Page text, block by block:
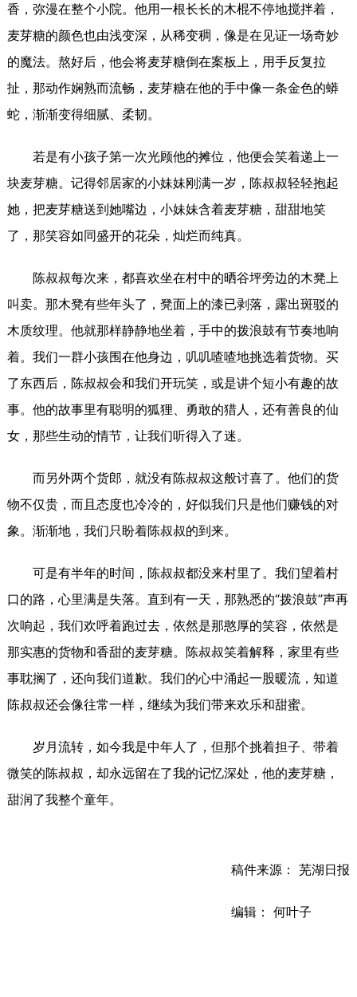
香，弥漫在整个小院。他用一根长长的木棍不停地搅拌着，
麦芽糖的颜色也由浅变深，从稀变稠，像是在见证一场奇妙
的魔法。熬好后，他会将麦芽糖倒在案板上，用手反复拉
扯，那动作娴熟而流畅，麦芽糖在他的手中像一条金色的蟒
蛇，渐渐变得细腻、柔韧。
若是有小孩子第一次光顾他的摊位，他便会笑着递上一
块麦芽糖。记得邻居家的小妹妹刚满一岁，陈叔叔轻轻抱起
她，把麦芽糖送到她嘴边，小妹妹含着麦芽糖，甜甜地笑
了，那笑容如同盛开的花朵，灿烂而纯真。
陈叔叔每次来，都喜欢坐在村中的晒谷坪旁边的木凳上
叫卖。那木凳有些年头了，凳面上的漆已剥落，露出斑驳的
木质纹理。他就那样静静地坐着，手中的拨浪鼓有节奏地响
着。我们一群小孩围在他身边，叽叽喳喳地挑选着货物。买
了东西后，陈叔叔会和我们开玩笑，或是讲个短小有趣的故
事。他的故事里有聪明的狐狸、勇敢的猎人，还有善良的仙
女，那些生动的情节，让我们听得入了迷。
而另外两个货郎，就没有陈叔叔这般讨喜了。他们的货
物不仅贵，而且态度也冷冷的，好似我们只是他们赚钱的对
象。渐渐地，我们只盼着陈叔叔的到来。
可是有半年的时间，陈叔叔都没来村里了。我们望着村
口的路，心里满是失落。直到有一天，那熟悉的“拨浪鼓”声再
次响起，我们欢呼着跑过去，依然是那憨厚的笑容，依然是
那实惠的货物和香甜的麦芽糖。陈叔叔笑着解释，家里有些
事耽搁了，还向我们道歉。我们的心中涌起一股暖流，知道
陈叔叔还会像往常一样，继续为我们带来欢乐和甜蜜。
岁月流转，如今我是中年人了，但那个挑着担子、带着
微笑的陈叔叔，却永远留在了我的记忆深处，他的麦芽糖，
甜润了我整个童年。
稿件来源： 芜湖日报
编辑： 何叶子